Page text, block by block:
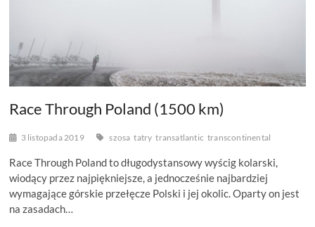
Race Through Poland (1500 km)
3 listopada 2019 szosa tatry transatlantic transcontinental
Race Through Poland to długodystansowy wyścig kolarski,
wiodący przez najpiękniejsze, a jednocześnie najbardziej
wymagające górskie przełęcze Polski i jej okolic. Oparty on jest
na zasadach…